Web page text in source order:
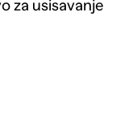
za usisavanje